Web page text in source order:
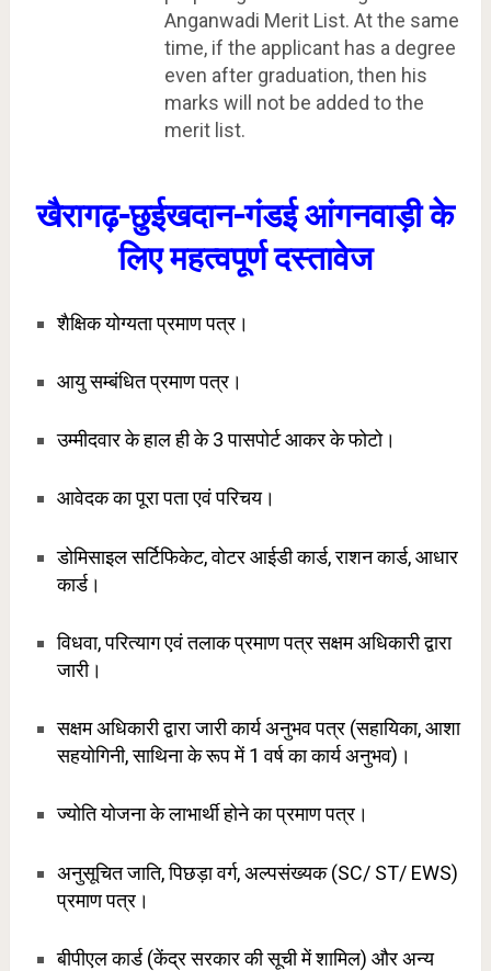
Anganwadi Merit List. At the same
time, if the applicant has a degree
even after graduation, then his
marks will not be added to the
merit list.
खैरागढ़-छुईखदान-गंडई आंगनवाड़ी के
लिए महत्वपूर्ण दस्तावेज
शैक्षिक योग्यता प्रमाण पत्र।
आयु सम्बंधित प्रमाण पत्र।
उम्मीदवार के हाल ही के 3 पासपोर्ट आकर के फोटो।
आवेदक का पूरा पता एवं परिचय।
डोमिसाइल सर्टिफिकेट, वोटर आईडी कार्ड, राशन कार्ड, आधार
कार्ड।
विधवा, परित्याग एवं तलाक प्रमाण पत्र सक्षम अधिकारी द्वारा
जारी।
सक्षम अधिकारी द्वारा जारी कार्य अनुभव पत्र (सहायिका, आशा
सहयोगिनी, साथिना के रूप में 1 वर्ष का कार्य अनुभव)।
ज्योति योजना के लाभार्थी होने का प्रमाण पत्र।
अनुसूचित जाति, पिछड़ा वर्ग, अल्पसंख्यक (SC/ ST/ EWS)
प्रमाण पत्र।
बीपीएल कार्ड (केंद्र सरकार की सूची में शामिल) और अन्य